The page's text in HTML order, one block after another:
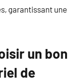
garantissant une
un bon
de